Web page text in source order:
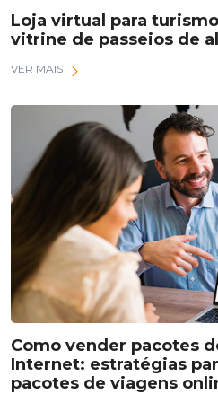
Loja virtual para
vitrine de passeios de
VER MAIS
Como vender pacotes
Internet: estratégias
pacotes de viagens